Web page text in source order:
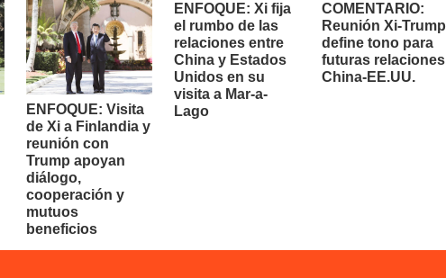
ENFOQUE: Visita
de Xi a Finlandia y
reunión con
Trump apoyan
diálogo,
cooperación y
mutuos
beneficios
ENFOQUE: Xi fija
el rumbo de las
relaciones entre
China y Estados
Unidos en su
visita a Mar-a-
Lago
COMENTARIO:
Reunión Xi-Trump
define tono para
futuras relaciones
China-EE.UU.